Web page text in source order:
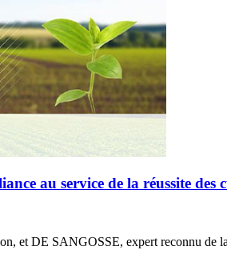
au service de la réussite des
et DE SANGOSSE, expert reconnu de